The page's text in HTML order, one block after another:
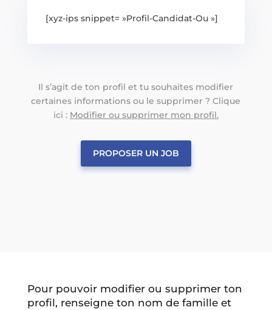
[xyz-ips snippet= »Profil-Candidat-Ou »]
Il s’agit de ton profil et tu souhaites modifier
certaines informations ou le supprimer ? Clique
ici : Modifier ou supprimer mon profil.
PROPOSER UN JOB
Pour pouvoir modifier ou supprimer ton
profil, renseigne ton nom de famille et